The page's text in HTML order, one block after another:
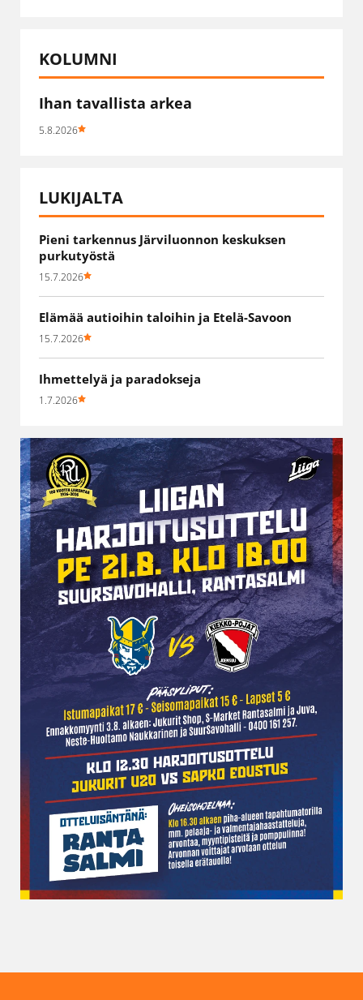
KOLUMNI
Ihan tavallista arkea
5.8.2026
LUKIJALTA
Pieni tarkennus Järviluonnon keskuksen
purkutyöstä
15.7.2026
Elämää autioihin taloihin ja Etelä-Savoon
15.7.2026
Ihmettelyä ja paradokseja
1.7.2026